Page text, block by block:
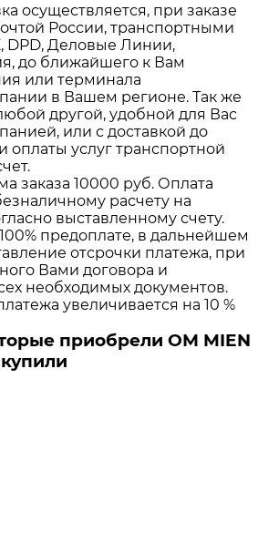
осуществляется, при заказе
России, транспортными
Деловые Линии,
до ближайшего к Вам
или терминала
в Вашем регионе. Так же
другой, удобной для Вас
или с доставкой до
оплаты услуг транспортной
заказа 10000 руб. Оплата
расчету на
выставленному счету.
предоплате, в дальнейшем
отсрочки платежа, при
Вами договора и
необходимых документов.
увеличивается на 10 %
приобрели ОМ MIEN